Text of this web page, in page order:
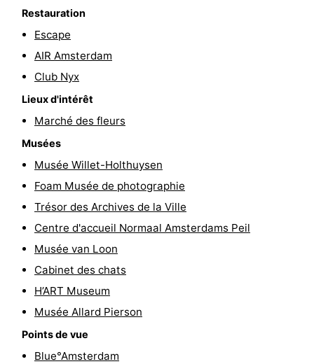
Croisières
Experiences
Villages
villes
guidées
Sports
Faire
vélo
Randonnée
Divertissement
Vie
Nocturne
Aliments
Boissons
Shopping
Restauration
Escape
AIR Amsterdam
Club Nyx
Lieux d'intérêt
Marché des fleurs
Musées
Musée Willet-Holthuysen
Foam Musée de photographie
Trésor des Archives de la Ville
Centre d'accueil Normaal Amsterdams Peil
Musée van Loon
Cabinet des chats
H’ART Museum
Musée Allard Pierson
Points de vue
Blue°Amsterdam